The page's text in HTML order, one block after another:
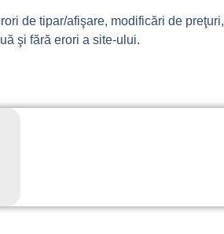
de tipar/afişare, modificări de
şi fără erori a site-ului.